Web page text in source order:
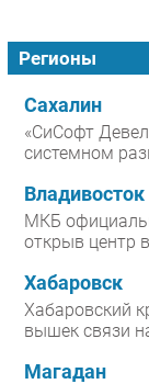
Регионы
Сахалин
«СиСофт
системном
Владивосток
МКБ
открыв центр
Хабаровск
Хабаровский
вышек связи
Магадан